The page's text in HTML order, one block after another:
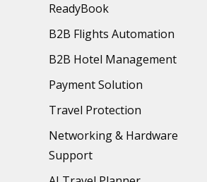
ReadyBook
B2B Flights Automation
B2B Hotel Management
Payment Solution
Travel Protection
Networking & Hardware
Support